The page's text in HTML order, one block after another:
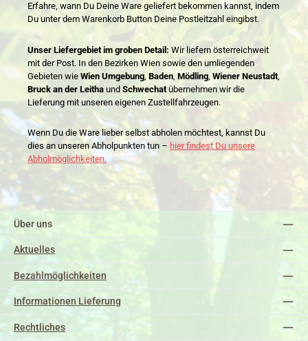
Erfahre, wann Du Deine Ware geliefert bekommen kannst, indem
Du unter dem Warenkorb Button Deine Postleitzahl eingibst.
Unser Liefergebiet im groben Detail: Wir liefern österreichweit
mit der Post. In den Bezirken Wien sowie den umliegenden
Gebieten wie Wien Umgebung Baden Mödling Wiener Neustadt
Bruck an der Leitha und Schwechatübernehmen wir die
Lieferung mit unseren eigenen Zustellfahrzeugen.
Wenn Du die Ware lieber selbst abholen möchtest, kannst Du
dies an unseren Abholpunkten tun – hier findest Du unsere
Abholmöglichkeiten.
Über uns
Aktuelles
Bezahlmöglichkeiten
Informationen Lieferung
Rechtliches